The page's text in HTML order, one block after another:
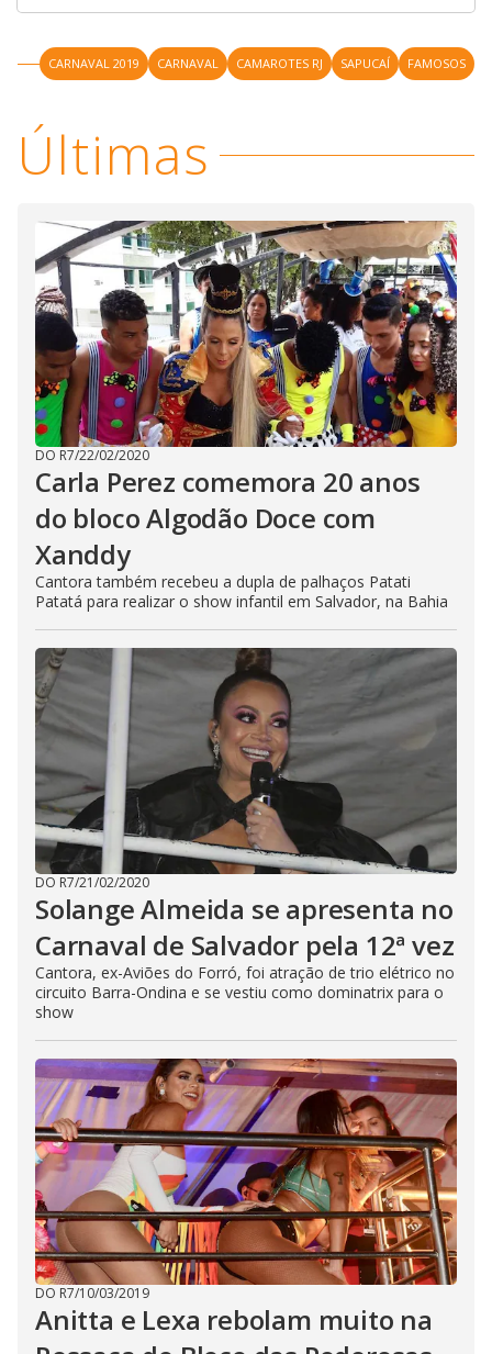
CARNAVAL 2019 CARNAVAL CAMAROTES RJ SAPUCAÍ FAMOSOS
Últimas
DO R7/22/02/2020
Carla Perez comemora 20 anos
do bloco Algodão Doce com
Xanddy
Cantora também recebeu a dupla de palhaços Patati
Patatá para realizar o show infantil em Salvador, na Bahia
DO R7/21/02/2020
Solange Almeida se apresenta no
Carnaval de Salvador pela 12ª vez
Cantora, ex-Aviões do Forró, foi atração de trio elétrico no
circuito Barra-Ondina e se vestiu como dominatrix para o
show
DO R7/10/03/2019
Anitta e Lexa rebolam muito na